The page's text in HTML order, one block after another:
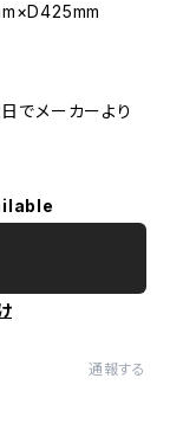
でメーカーより
通報する